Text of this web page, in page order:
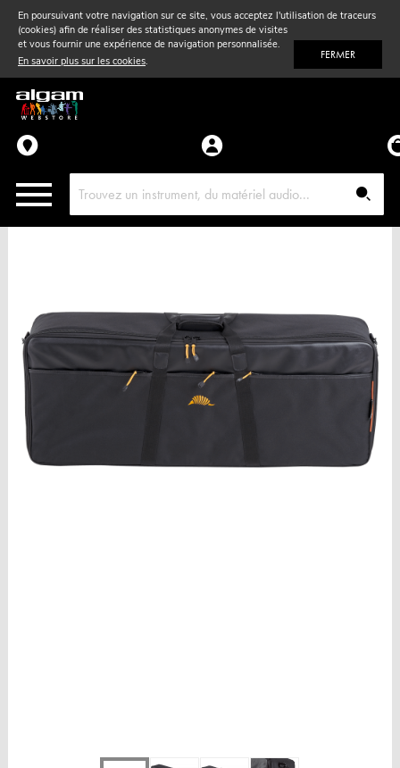
En poursuivant votre navigation sur ce site, vous acceptez l'utilisation de traceurs
(cookies) afin de réaliser des statistiques anonymes de visites
et vous fournir une expérience de navigation personnalisée.
En savoir plus sur les cookies. FERMER
Vent& Violon
Accessoires
Pièces détachées